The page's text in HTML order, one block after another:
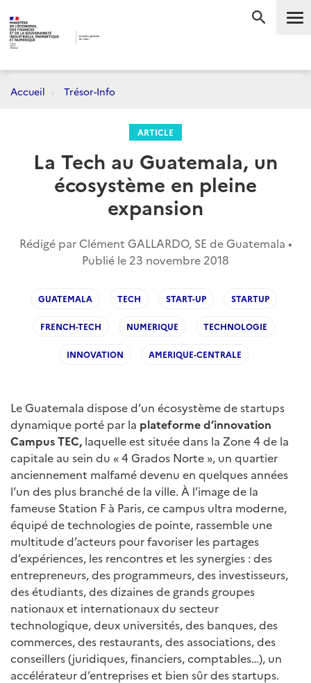
Accueil Trésor-Info
ARTICLE
La Tech au Guatemala, un
écosystème en pleine
expansion
Rédigé par Clément GALLARDO, SE de Guatemala •
Publié le 23 novembre 2018
GUATEMALA TECH START-UP STARTUP
FRENCH-TECH NUMERIQUE TECHNOLOGIE
INNOVATION AMERIQUE-CENTRALE
Le Guatemala dispose d’un écosystème de startups
dynamique porté par la plateforme d’innovation
Campus TEC, laquelle est située dans la Zone 4 de la
capitale au sein du « 4 Grados Norte », un quartier
anciennement malfamé devenu en quelques années
l’un des plus branché de la ville. À l’image de la
fameuse Station F à Paris, ce campus ultra moderne,
équipé de technologies de pointe, rassemble une
multitude d’acteurs pour favoriser les partages
d’expériences, les rencontres et les synergies : des
entrepreneurs, des programmeurs, des investisseurs,
des étudiants, des dizaines de grands groupes
nationaux et internationaux du secteur
technologique, deux universités, des banques, des
commerces, des restaurants, des associations, des
conseillers (juridiques, financiers, comptables…), un
accélérateur d’entreprises et bien sûr des startups.